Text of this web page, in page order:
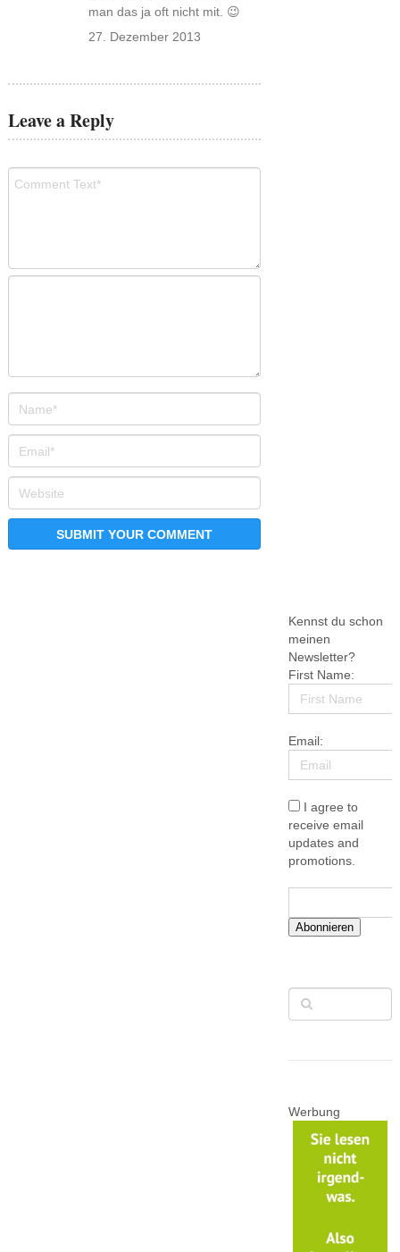
man das ja oft nicht mit. 😉
27. Dezember 2013
Leave a Reply
Kennst du schon
meinen
Newsletter?
First Name:
Email:
I agree to
receive email
updates and
promotions.
Abonnieren
Werbung